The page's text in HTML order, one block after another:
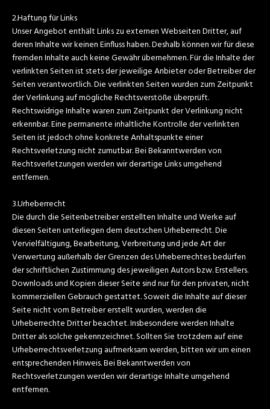
2.Haftung für Links
Unser Angebot enthält Links zu externen Webseiten Dritter, auf
deren Inhalte wir keinen Einfluss haben. Deshalb können wir für diese
fremden Inhalte auch keine Gewähr übernehmen. Für die Inhalte der
verlinkten Seiten ist stets der jeweilige Anbieter oder Betreiber der
Seiten verantwortlich. Die verlinkten Seiten wurden zum Zeitpunkt
der Verlinkung auf mögliche Rechtsverstöße überprüft.
Rechtswidrige Inhalte waren zum Zeitpunkt der Verlinkung nicht
erkennbar. Eine permanente inhaltliche Kontrolle der verlinkten
Seiten ist jedoch ohne konkrete Anhaltspunkte einer
Rechtsverletzung nicht zumutbar. Bei Bekanntwerden von
Rechtsverletzungen werden wir derartige Links umgehend
entfernen.
3.Urheberrecht
Die durch die Seitenbetreiber erstellten Inhalte und Werke auf
diesen Seiten unterliegen dem deutschen Urheberrecht. Die
Vervielfältigung, Bearbeitung, Verbreitung und jede Art der
Verwertung außerhalb der Grenzen des Urheberrechtes bedürfen
der schriftlichen Zustimmung des jeweiligen Autors bzw. Erstellers.
Downloads und Kopien dieser Seite sind nur für den privaten, nicht
kommerziellen Gebrauch gestattet. Soweit die Inhalte auf dieser
Seite nicht vom Betreiber erstellt wurden, werden die
Urheberrechte Dritter beachtet. Insbesondere werden Inhalte
Dritter als solche gekennzeichnet. Sollten Sie trotzdem auf eine
Urheberrechtsverletzung aufmerksam werden, bitten wir um einen
entsprechenden Hinweis. Bei Bekanntwerden von
Rechtsverletzungen werden wir derartige Inhalte umgehend
entfernen.